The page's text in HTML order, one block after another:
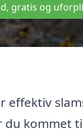
gratis og
effektiv
du kommet